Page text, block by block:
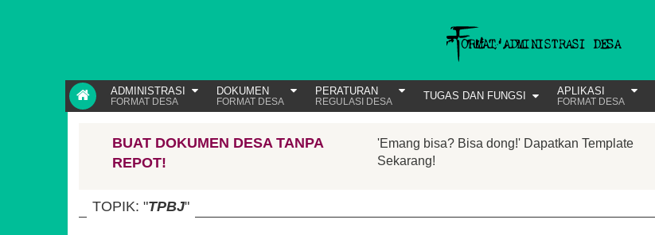
ADMINISTRASI
FORMAT DESA
DOKUMEN
FORMAT DESA
PERATURAN
REGULASI DESA TUGAS DAN FUNGSI APLIKASI
FORMAT DESA
BUAT DOKUMEN DESA TANPA
REPOT!
'Emang bisa? Bisa dong!' Dapatkan Template
Sekarang!
TOPIK: "TPBJ"